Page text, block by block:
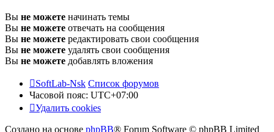
Вы не можете начинать темы
Вы не можете отвечать на сообщения
Вы не можете редактировать свои сообщения
Вы не можете удалять свои сообщения
Вы не можете добавлять вложения
SoftLab-Nsk Список форумов
Часовой пояс: UTC+07:00
Удалить cookies
Создано на основе phpBB® Forum Software © phpBB Limited